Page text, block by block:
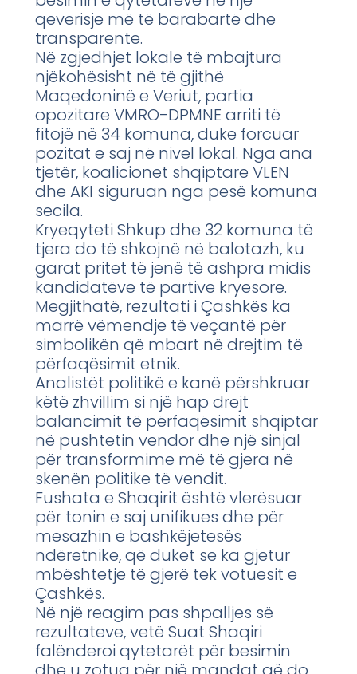
qeverisje më të barabartë dhe
transparente.
Në zgjedhjet lokale të mbajtura
njëkohësisht në të gjithë
Maqedoninë e Veriut, partia
opozitare VMRO-DPMNE arriti të
fitojë në 34 komuna, duke forcuar
pozitat e saj në nivel lokal. Nga ana
tjetër, koalicionet shqiptare VLEN
dhe AKI siguruan nga pesë komuna
secila.
Kryeqyteti Shkup dhe 32 komuna të
tjera do të shkojnë në balotazh, ku
garat pritet të jenë të ashpra midis
kandidatëve të partive kryesore.
Megjithatë, rezultati i Çashkës ka
marrë vëmendje të veçantë për
simbolikën që mbart në drejtim të
përfaqësimit etnik.
Analistët politikë e kanë përshkruar
këtë zhvillim si një hap drejt
balancimit të përfaqësimit shqiptar
në pushtetin vendor dhe një sinjal
për transformime më të gjera në
skenën politike të vendit.
Fushata e Shaqirit është vlerësuar
për tonin e saj unifikues dhe për
mesazhin e bashkëjetesës
ndëretnike, që duket se ka gjetur
mbështetje të gjerë tek votuesit e
Çashkës.
Në një reagim pas shpalljes së
rezultateve, vetë Suat Shaqiri
falënderoi qytetarët për besimin